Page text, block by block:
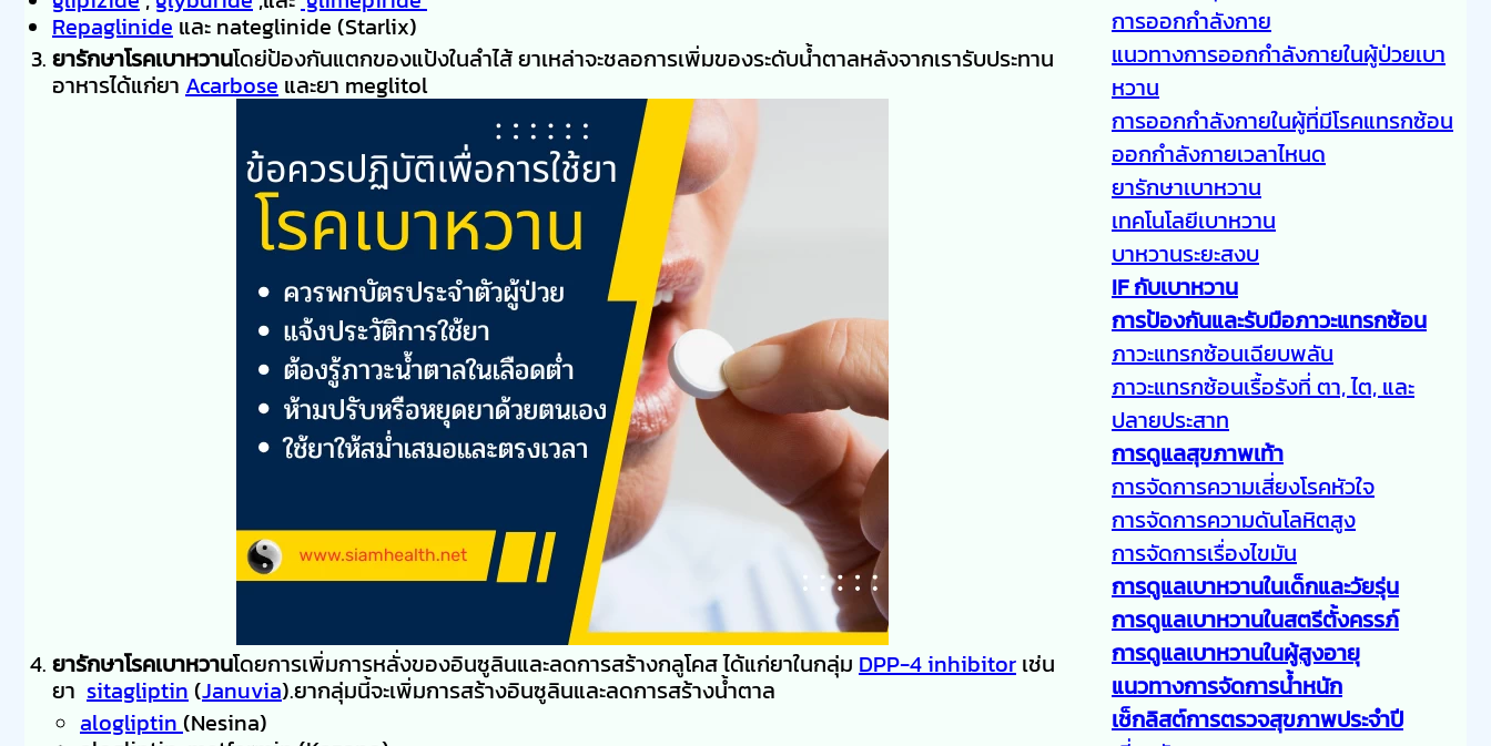
Repaglinide และ nateglinide (Starlix)
ยารักษาโรคเบาหวานโดย่ป้องกันแตกของแป้งในลำไส้ ยาเหล่าจะชลอการเพิ่มของระดับน้ำตาลหลังจากเรารับประทาน
อาหารได้แก่ยา Acarbose และยา meglitol
ยารักษาโรคเบาหวานโดยการเพิ่มการหลั่งของอินซูลินและลดการสร้างกลูโคส ได้แก่ยาในกลุ่ม DPP-4 inhibitor เช่น
ยา sitagliptin(Januvia).ยากลุ่มนี้จะเพิ่มการสร้างอินซูลินและลดการสร้างน้ำตาล
alogliptin(Nesina)
การออกกำลังกาย
แนวทางการออกกำลังกายในผู้ป่วยเบา
หวาน
การออกกำลังกายในผู้ที่มีโรคแทรกซ้อน
ออกกำลังกายเวลาไหนด
ยารักษาเบาหวาน
เทคโนโลยีเบาหวาน
บาหวานระยะสงบ
IF กับเบาหวาน
การป้องกันและรับมือภาวะแทรกซ้อน
ภาวะแทรกซ้อนเฉียบพลัน
ภาวะแทรกซ้อนเรื้อรังที่ ตา, ไต, และ
ปลายประสาท
การดูแลสุขภาพเท้า
การจัดการความเสี่ยงโรคหัวใจ
การจัดการความดันโลหิตสูง
การจัดการเรื่องไขมัน
การดูแลเบาหวานในเด็กและวัยรุ่น
การดูแลเบาหวานในสตรีตั้งครรภ์
การดูแลเบาหวานในผู้สูงอายุ
แนวทางการจัดการน้ำหนัก
เช็กลิสต์การตรวจสุขภาพประจำปี